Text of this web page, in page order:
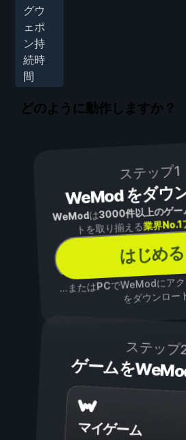
グウ
ェポ
ン持
続時
間
どのように動作しますか？
ステップ1
WeMod をダウ
WeModは3000件以上のゲー
トを取り揃える業界No.1
はじめる
...またはPCでWeModにア
をダウンロー
ステップ
ゲームを
マイゲーム